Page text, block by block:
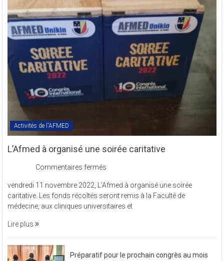
l’AFMED
en
sigle
COMREV.
Activités de l'AFMED
L’Afmed à organisé une soirée caritative
Commentaires fermés
à
organisé
une
vendredi 11 novembre 2022, L’Afmed à organisé une soirée
caritative. Les fonds récoltés seront remis à la Faculté de
médecine, aux cliniques universitaires et
Lire plus
Préparatif pour le prochain congrès au mois